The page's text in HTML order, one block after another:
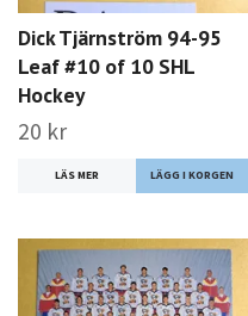
Dick Tjärnström 94-95
Leaf #10 of 10 SHL
Hockey
20 kr
LÄS MER